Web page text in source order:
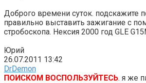
Доброго времени суток. подскажите
правильно выставить зажигание с
стробоскопа. Нексия 2000 год GLE
Юрий
26.07.2011 13:42
DrDemon
ПОИСКОМ ВОСПОЛЬЗУЙТЕСЬ. я же